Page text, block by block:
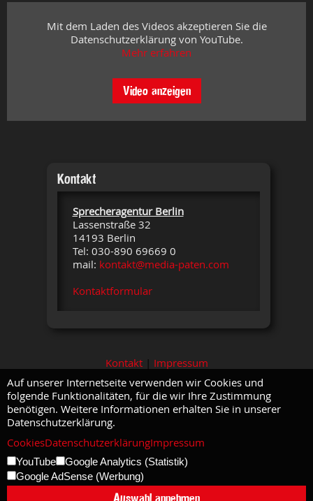
Mit dem Laden des Videos akzeptieren Sie die
Datenschutzerklärung von YouTube.
Mehr erfahren
Video anzeigen
Kontakt
Sprecheragentur Berlin
Lassenstraße 32
14193 Berlin
Tel: 030-890 69669 0
mail: kontakt@media-paten.com
Kontaktformular
Kontakt| Impressum
Auf unserer Internetseite verwenden wir Cookies und
folgende Funktionalitäten, für die wir Ihre Zustimmung
benötigen. Weitere Informationen erhalten Sie in unserer
Datenschutzerklärung.
CookiesDatenschutzerklärungImpressum
YouTube
Google Analytics (Statistik)
Google AdSense (Werbung)